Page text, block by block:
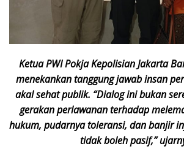
Ketua PWI Pokja Kepolisian Jakarta
menekankan tanggung jawab insan
akal sehat publik. “Dialog ini bukan
gerakan perlawanan terhadap
hukum, pudarnya toleransi, dan banjir
tidak boleh pasif,”